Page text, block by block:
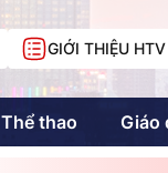
GIỚI THIỆU HTV
Thể thao Giáo